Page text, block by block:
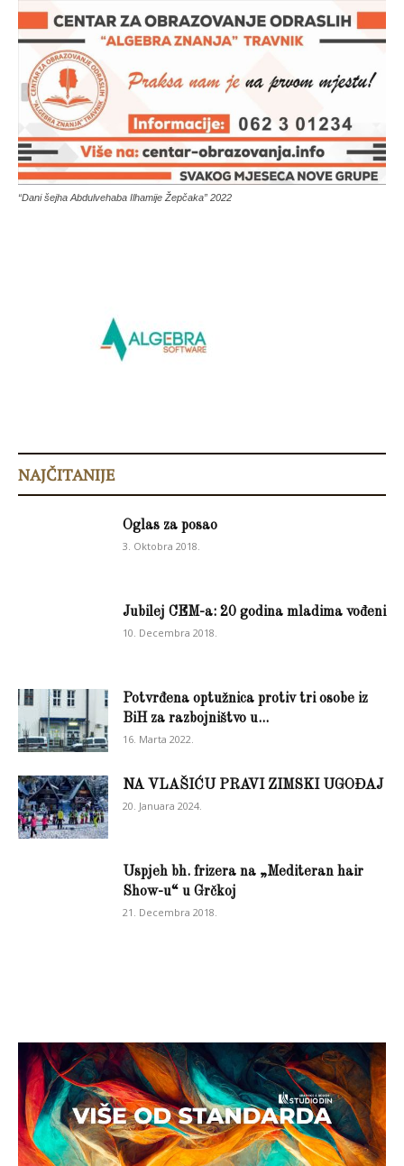
“Dani šejha Abdulvehaba Ilhamije Žepčaka” 2022
NAJČITANIJE
Oglas za posao
3. Oktobra 2018.
Jubilej CEM-a: 20 godina mladima vođeni
10. Decembra 2018.
Potvrđena optužnica protiv tri osobe iz
BiH za razbojništvo u...
16. Marta 2022.
NA VLAŠIĆU PRAVI ZIMSKI UGOĐAJ
20. Januara 2024.
Uspjeh bh. frizera na „Mediteran hair
Show-u“ u Grčkoj
21. Decembra 2018.